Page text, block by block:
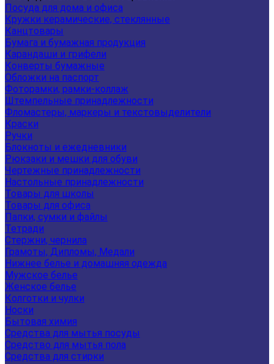
Посуда для дома и офиса
Кружки керамические, стеклянные
Канцтовары
Бумага и бумажная продукция
Карандаши и грифели
Конверты бумажные
Обложки на паспорт
Фоторамки, рамки-коллаж
Штемпельные принадлежности
Фломастеры, маркеры и текстовыделители
Краски
Ручки
Блокноты и ежедневники
Рюкзаки и мешки для обуви
Чертежные принадлежности
Настольные принадлежности
Товары для школы
Товары для офиса
Папки, сумки и файлы
Тетради
Стержни, чернила
Грамоты, Дипломы, Медали
Нижнее белье и домашняя одежда
Мужское белье
Женское белье
Колготки и чулки
Носки
Бытовая химия
Средства для мытья посуды
Средство для мытья пола
Средства для стирки